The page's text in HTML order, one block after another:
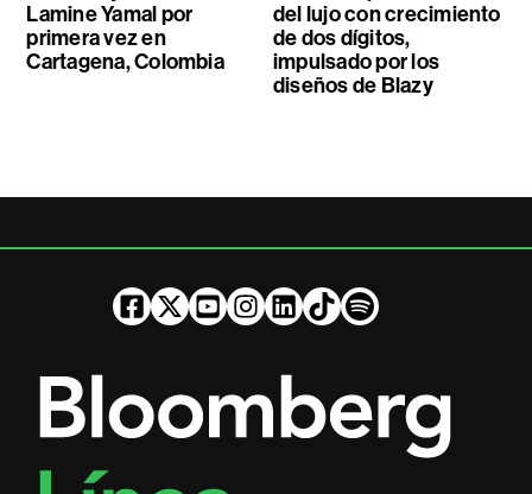
Lamine Yamal por
primera vez en
Cartagena, Colombia
del lujo con crecimiento
de dos dígitos,
impulsado por los
diseños de Blazy